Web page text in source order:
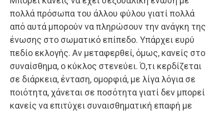
πολλά πρόσωπα του άλλου φύλου γιατί πολλά
από αυτά μπορούν να πληρώσουν την ανάγκη της
ένωσης στο σωματικό επίπεδο. Υπάρχει ευρύ
πεδίο εκλογής. Αν μεταφερθεί, όμως, κανείς στο
συναίσθημα, ο κύκλος στενεύει. Ό,τι κερδίζεται
σε διάρκεια, ένταση, ομορφιά, με λίγα λόγια σε
ποιότητα, χάνεται σε ποσότητα γιατί δεν μπορεί
κανείς να επιτύχει συναισθηματική επαφή με